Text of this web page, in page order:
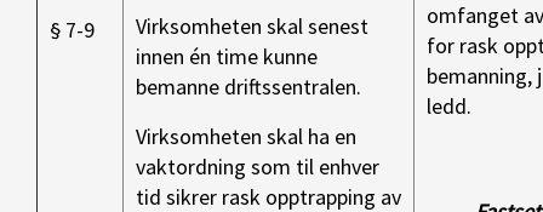
§ 7-9
Virksomheten skal senest
innen én time kunne
bemanne driftssentralen.
Virksomheten skal ha en
vaktordning som til enhver
tid sikrer rask opptrapping av
omfanget
for rask
bemanning,
ledd.